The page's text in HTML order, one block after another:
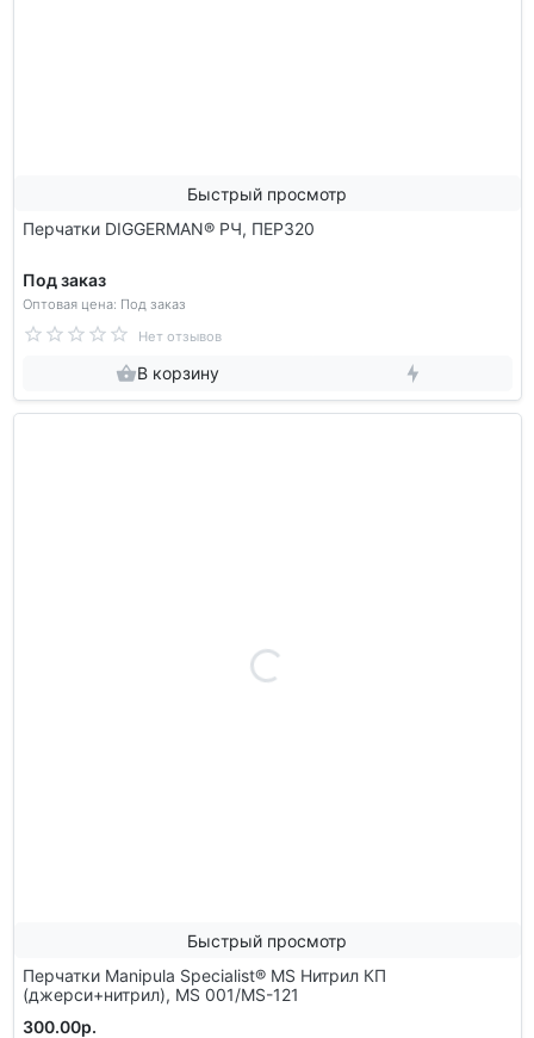
Быстрый просмотр
Перчатки DIGGERMAN® РЧ, ПЕР320
Под заказ
Оптовая цена: Под заказ
Нет отзывов
В корзину
Быстрый просмотр
Перчатки Manipula Specialist® MS Нитрил КП
(джерси+нитрил), MS 001/MS-121
300.00р.